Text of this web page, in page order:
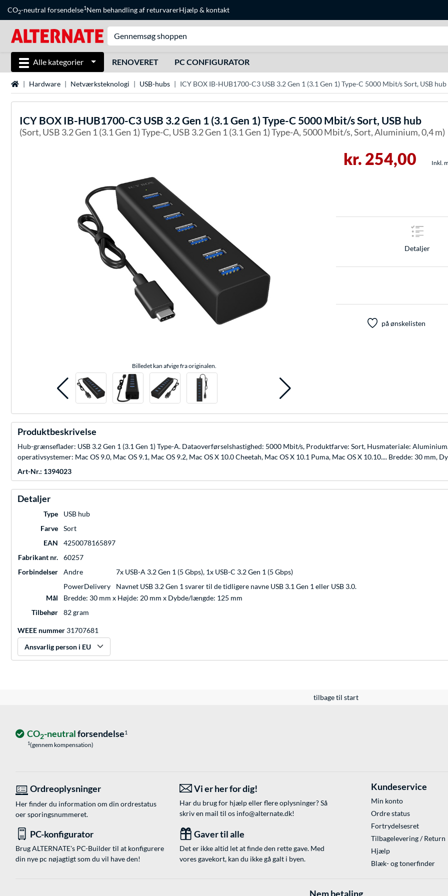
CO2-neutral forsendelse1Nem behandling af returvarerHjælp& kontakt
Alle kategorier RENOVERET PC CONFIGURATOR
StartsideHardware Netværksteknologi USB-hubs ICY BOX IB-HUB1700-C3 USB 3.2 Gen 1 (3.1 Gen 1) Type-C 5000 Mbit/s Sort, USB hub
ICY BOX IB-HUB1700-C3 USB 3.2 Gen 1 (3.1 Gen 1) Type-C 5000 Mbit/s Sort, USB hub
(Sort, USB 3.2 Gen 1 (3.1 Gen 1) Type-C, USB 3.2 Gen 1 (3.1 Gen 1) Type-A, 5000 Mbit/s, Sort, Aluminium, 0,4 m)
Billedet kan afvige fra originalen.
kr. 254,00 Inkl.
Detaljer
på ønskelisten
Produktbeskrivelse
Hub-grænseflader: USB 3.2 Gen 1 (3.1 Gen 1) Type-A. Dataoverførselshastighed: 5000 Mbit/s, Produktfarve: Sort, Husmateriale:
operativsystemer: Mac OS 9.0, Mac OS 9.1, Mac OS 9.2, Mac OS X 10.0 Cheetah, Mac OS X 10.1 Puma, Mac OS X 10.10.... Bredde: 30 mm,
Art-Nr.: 1394023
Detaljer
Type
USB hub
Farve
Sort
EAN
4250078165897
Fabrikant nr.
60257
Forbindelser
Andre
7x USB-A 3.2 Gen 1 (5 Gbps), 1x USB-C 3.2 Gen 1 (5 Gbps)
PowerDelivery
Navnet USB 3.2 Gen 1 svarer til de tidligere navne USB 3.1 Gen 1 eller USB 3.0.
Mål
Bredde: 30 mm x Højde: 20 mm x Dybde/længde: 125 mm
Tilbehør
82 gram
WEEE nummer 31707681
Ansvarlig person i EU
tilbage til start
CO2-neutralforsendelse1
1(gennem kompensation)
Ordreoplysninger
Her finder du information om din ordrestatus
oer sporingsnummeret.
Vi er her for dig!
Har du brug for hjælp eller flere oplysninger? Så
skriv en mail til os info@alternate.dk!
PC-konfigurator
Brug ALTERNATE's PC-Builder til at konfigurere
din nye pc nøjagtigt som du vil have den!
Gaver til alle
Det er ikke altid let at finde den rette gave. Med
vores gavekort, kan du ikke gå galt i byen.
Kundeservice
Min konto
Ordre status
Fortrydelsesret
Tilbagelevering / Return
Hjælp
Blæk- og tonerfinder
Nem betaling